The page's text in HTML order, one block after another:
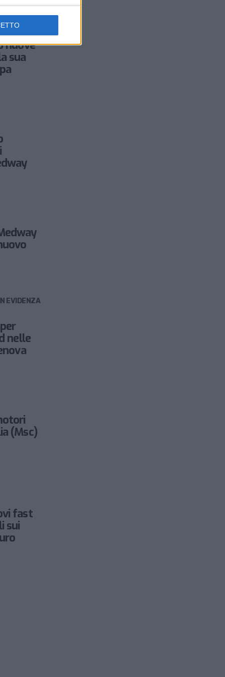
nuove
sua
nelle
EVIDENZA
(Msc)
fast
sui